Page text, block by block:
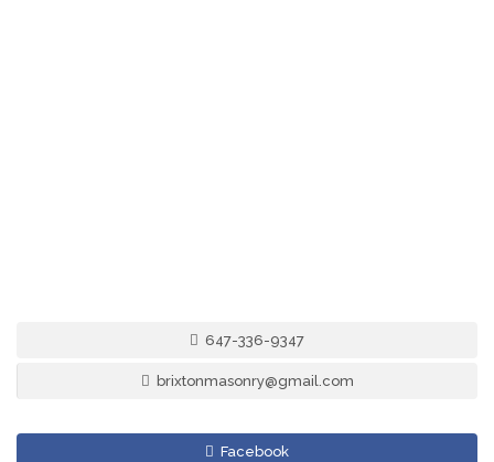
647-336-9347
brixtonmasonry@gmail.com
Facebook